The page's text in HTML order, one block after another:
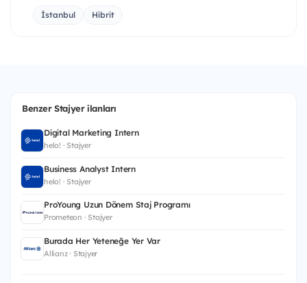
İstanbul Hibrit
Benzer Stajyer ilanları
Digital Marketing Intern
helo! · Stajyer
Business Analyst Intern
helo! · Stajyer
ProYoung Uzun Dönem Staj Programı
Prometeon · Stajyer
Burada Her Yeteneğe Yer Var
Allianz · Stajyer